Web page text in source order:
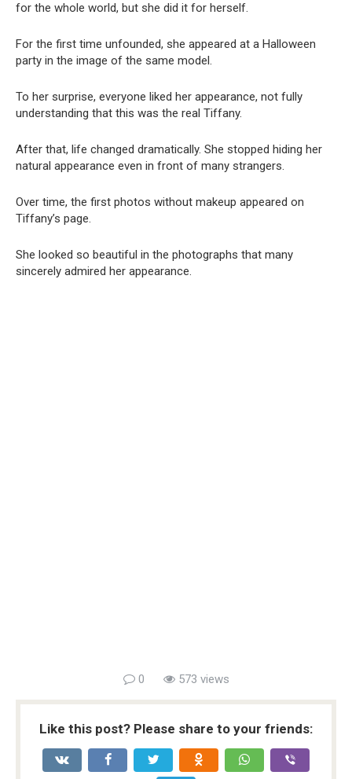
for the whole world, but she did it for herself.
For the first time unfounded, she appeared at a Halloween
party in the image of the same model.
To her surprise, everyone liked her appearance, not fully
understanding that this was the real Tiffany.
After that, life changed dramatically. She stopped hiding her
natural appearance even in front of many strangers.
Over time, the first photos without makeup appeared on
Tiffany’s page.
She looked so beautiful in the photographs that many
sincerely admired her appearance.
0 573 views
Like this post? Please share to your friends: